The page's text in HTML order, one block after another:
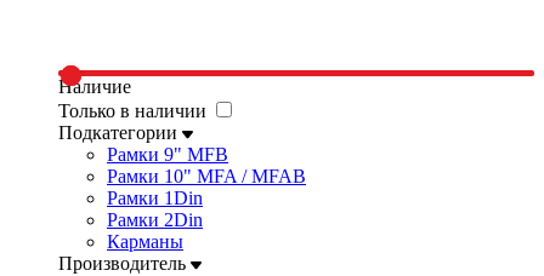
Наличие
Только в наличии
Подкатегории
Рамки 9" MFB
Рамки 10" MFA / MFAB
Рамки 1Din
Рамки 2Din
Карманы
Производитель